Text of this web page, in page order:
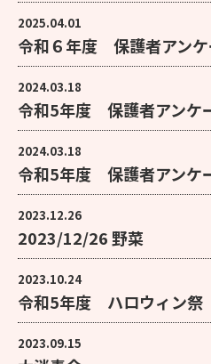
2025.04.01
令和６年度 保護者アン
2024.03.18
令和5年度 保護者アン
2024.03.18
令和5年度 保護者アン
2023.12.26
2023/12/26 野菜
2023.10.24
令和5年度 ハロウィン祭
2023.09.15